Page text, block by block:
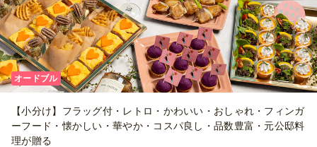
オードブル
【小分け】フラッグ付・レトロ・かわいい・おしゃれ・フィンガ
ーフード・懐かしい・華やか・コスパ良し・品数豊富・元公邸料
理が贈る